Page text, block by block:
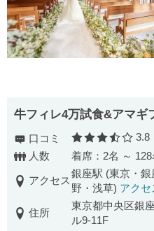
牛フィレ4万試食&アマ
口コミ 口
3.8
人数
着席：2名 ～ 128
アクセス
銀座駅 (東京・
野・浅草) アクセ
住所
東京都中央区銀
ル9-11F